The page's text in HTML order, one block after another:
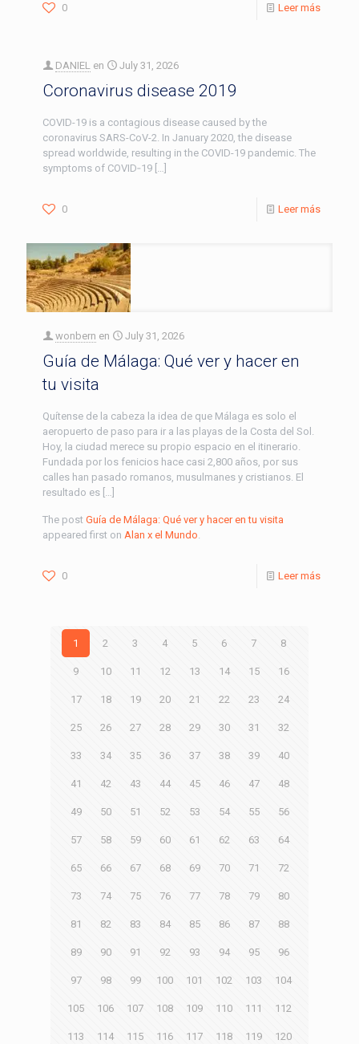
0 Leer más
DANIEL en July 31, 2026
Coronavirus disease 2019
COVID-19 is a contagious disease caused by the
coronavirus SARS-CoV-2. In January 2020, the disease
spread worldwide, resulting in the COVID-19 pandemic. The
symptoms of COVID‑19
0 Leer más
wonbern en July 31, 2026
Guía de Málaga: Qué ver y hacer en
tu visita
Quítense de la cabeza la idea de que Málaga es solo el
aeropuerto de paso para ir a las playas de la Costa del Sol.
Hoy, la ciudad merece su propio espacio en el itinerario.
Fundada por los fenicios hace casi 2,800 años, por sus
calles han pasado romanos, musulmanes y cristianos. El
resultado es […]
The post Guía de Málaga: Qué ver y hacer en tu visita
appeared first on Alan x el Mundo
0 Leer más
1 2 3 4 5 6 7 8
9 10 11 12 13 14 15 16
17 18 19 20 21 22 23 24
25 26 27 28 29 30 31 32
33 34 35 36 37 38 39 40
41 42 43 44 45 46 47 48
49 50 51 52 53 54 55 56
57 58 59 60 61 62 63 64
65 66 67 68 69 70 71 72
73 74 75 76 77 78 79 80
81 82 83 84 85 86 87 88
89 90 91 92 93 94 95 96
97 98 99 100 101 102 103 104
105 106 107 108 109 110 111 112
113 114 115 116 117 118 119 120